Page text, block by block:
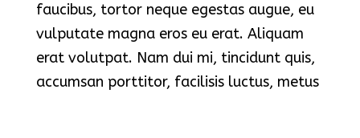
faucibus, tortor neque egestas augue, eu
vulputate magna eros eu erat. Aliquam
erat volutpat. Nam dui mi, tincidunt quis,
accumsan porttitor, facilisis luctus, metus